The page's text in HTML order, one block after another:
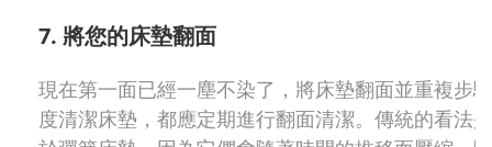
7. 將您的床墊翻面
現在第一面已經一塵不染了，將床墊翻面並重複步
度清潔床墊，都應定期進行翻面清潔。傳統的看法